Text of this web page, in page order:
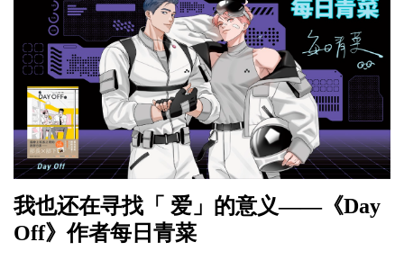
我也还在寻找「 爱」的意义——《Day
Off》作者每日青菜